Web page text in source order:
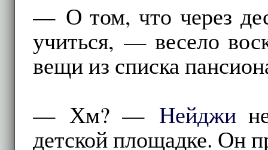
— О том, что через
учиться, — весело
вещи из списка
— Хм? — Нейджине
детской площадке. Он